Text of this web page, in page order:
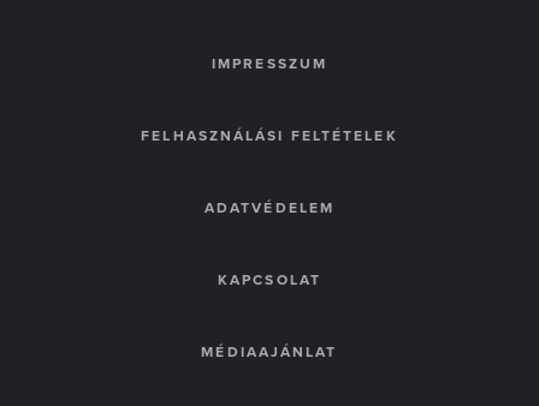
IMPRESSZUM
FELHASZNÁLÁSI FELTÉTELEK
ADATVÉDELEM
KAPCSOLAT
MÉDIAAJÁNLAT